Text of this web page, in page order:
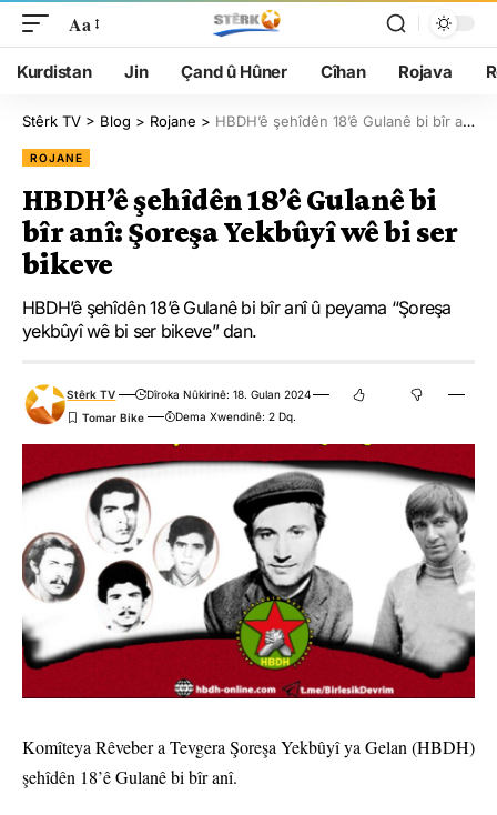
Aa
Kurdistan Jin Çand û Hûner Cîhan Rojava
Stêrk TV > Blog > Rojane > HBDH’ê şehîdên 18’ê Gulanê bi bîr anî: Şoreşa Yekbûyî wê bi ser bikeve
ROJANE
HBDH’ê şehîdên 18’ê Gulanê bi
bîr anî: Şoreşa Yekbûyî wê bi ser
bikeve
HBDH’ê şehîdên 18’ê Gulanê bi bîr anî û peyama “Şoreşa
yekbûyî wê bi ser bikeve” dan.
Stêrk TV
Dîroka Nûkirinê: 18. Gulan 2024
Dema Xwendinê: 2 Dq.
Komîteya Rêveber a Tevgera Şoreşa Yekbûyî ya Gelan (HBDH)
şehîdên 18’ê Gulanê bi bîr anî.